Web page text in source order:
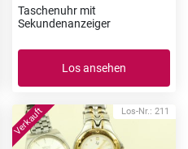
Taschenuhr mit
Sekundenanzeiger
Los ansehen
Los-Nr.: 211